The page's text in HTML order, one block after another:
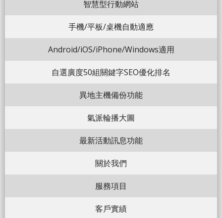
智慧型行動網站
手機/平板/桌機自動適應
Android/iOS/iPhone/Windows適用
自選廣度50組關鍵字SEO優化排名
異地主機備份功能
氣派輪播大圖
最新活動訊息功能
關於我們
服務項目
客戶實績